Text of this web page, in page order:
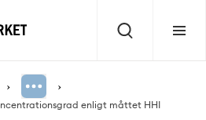
Sök Meny
enligt måttet HHI